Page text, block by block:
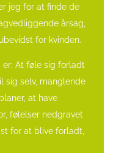
jeg for at finde de
årsag,
for kvinden.
er: At føle sig forladt
sig selv, manglende
at have
følelser nedgravet
for at blive forladt,